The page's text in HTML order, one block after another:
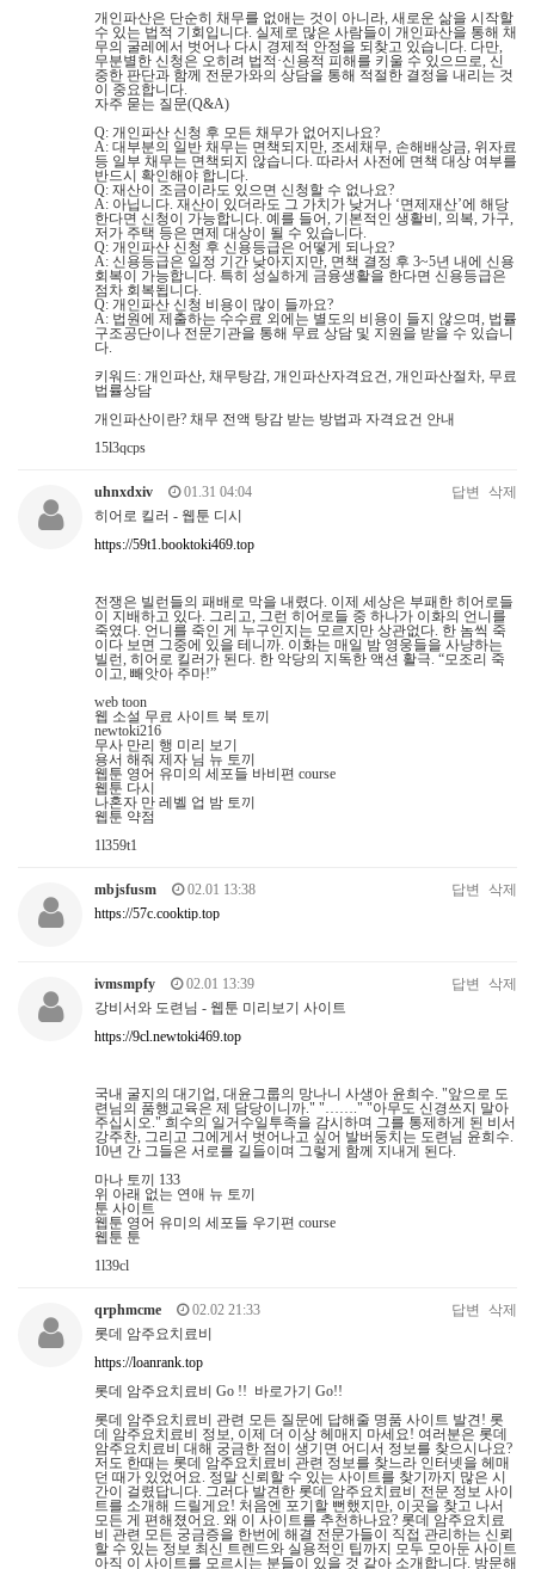
개인파산은 단순히 채무를 없애는 것이 아니라, 새로운 삶을 시작할
수 있는 법적 기회입니다. 실제로 많은 사람들이 개인파산을 통해 채
무의 굴레에서 벗어나 다시 경제적 안정을 되찾고 있습니다. 다만,
무분별한 신청은 오히려 법적·신용적 피해를 키울 수 있으므로, 신
중한 판단과 함께 전문가와의 상담을 통해 적절한 결정을 내리는 것
이 중요합니다.
자주 묻는 질문(Q&A)
Q: 개인파산 신청 후 모든 채무가 없어지나요?
A: 대부분의 일반 채무는 면책되지만, 조세채무, 손해배상금, 위자료
등 일부 채무는 면책되지 않습니다. 따라서 사전에 면책 대상 여부를
반드시 확인해야 합니다.
Q: 재산이 조금이라도 있으면 신청할 수 없나요?
A: 아닙니다. 재산이 있더라도 그 가치가 낮거나 ‘면제재산’에 해당
한다면 신청이 가능합니다. 예를 들어, 기본적인 생활비, 의복, 가구,
저가 주택 등은 면제 대상이 될 수 있습니다.
Q: 개인파산 신청 후 신용등급은 어떻게 되나요?
A: 신용등급은 일정 기간 낮아지지만, 면책 결정 후 3~5년 내에 신용
회복이 가능합니다. 특히 성실하게 금융생활을 한다면 신용등급은
점차 회복됩니다.
Q: 개인파산 신청 비용이 많이 들까요?
A: 법원에 제출하는 수수료 외에는 별도의 비용이 들지 않으며, 법률
구조공단이나 전문기관을 통해 무료 상담 및 지원을 받을 수 있습니
다.
키워드: 개인파산, 채무탕감, 개인파산자격요건, 개인파산절차, 무료
법률상담
개인파산이란? 채무 전액 탕감 받는 방법과 자격요건 안내
15l3qcps
uhnxdxiv 01.31 04:04 답변
삭제
히어로 킬러 - 웹툰 디시
https://59t1.booktoki469.top
전쟁은 빌런들의 패배로 막을 내렸다. 이제 세상은 부패한 히어로들
이 지배하고 있다. 그리고, 그런 히어로들 중 하나가 이화의 언니를
죽였다. 언니를 죽인 게 누구인지는 모르지만 상관없다. 한 놈씩 죽
이다 보면 그중에 있을 테니까. 이화는 매일 밤 영웅들을 사냥하는
빌런, 히어로 킬러가 된다. 한 악당의 지독한 액션 활극. “모조리 죽
이고, 빼앗아 주마!”
web toon
웹 소설 무료 사이트 북 토끼
newtoki216
무사 만리 행 미리 보기
용서 해줘 제자 님 뉴 토끼
웹툰 영어 유미의 세포들 바비편 course
웹툰 다시
나혼자 만 레벨 업 밤 토끼
웹툰 약점
1l359t1
mbjsfusm 02.01 13:38 답변
삭제
https://57c.cooktip.top
ivmsmpfy 02.01 13:39 답변
삭제
강비서와 도련님 - 웹툰 미리보기 사이트
https://9cl.newtoki469.top
국내 굴지의 대기업, 대윤그룹의 망나니 사생아 윤희수. "앞으로 도
련님의 품행교육은 제 담당이니까." "……." "아무도 신경쓰지 말아
주십시오." 희수의 일거수일투족을 감시하며 그를 통제하게 된 비서
강주찬, 그리고 그에게서 벗어나고 싶어 발버둥치는 도련님 윤희수.
10년 간 그들은 서로를 길들이며 그렇게 함께 지내게 된다.
마나 토끼 133
위 아래 없는 연애 뉴 토끼
툰 사이트
웹툰 영어 유미의 세포들 우기편 course
웹툰 툰
1l39cl
qrphmcme 02.02 21:33 답변
삭제
롯데 암주요치료비
https://loanrank.top
롯데 암주요치료비 Go !! 바로가기 Go!!
롯데 암주요치료비 관련 모든 질문에 답해줄 명품 사이트 발견! 롯
데 암주요치료비 정보, 이제 더 이상 헤매지 마세요! 여러분은 롯데
암주요치료비 대해 궁금한 점이 생기면 어디서 정보를 찾으시나요?
저도 한때는 롯데 암주요치료비 관련 정보를 찾느라 인터넷을 헤매
던 때가 있었어요. 정말 신뢰할 수 있는 사이트를 찾기까지 많은 시
간이 걸렸답니다. 그러다 발견한 롯데 암주요치료비 전문 정보 사이
트를 소개해 드릴게요! 처음엔 포기할 뻔했지만, 이곳을 찾고 나서
모든 게 편해졌어요. 왜 이 사이트를 추천하나요? 롯데 암주요치료
비 관련 모든 궁금증을 한번에 해결 전문가들이 직접 관리하는 신뢰
할 수 있는 정보 최신 트렌드와 실용적인 팁까지 모두 모아둔 사이트
아직 이 사이트를 모르시는 분들이 있을 것 같아 소개합니다. 방문해